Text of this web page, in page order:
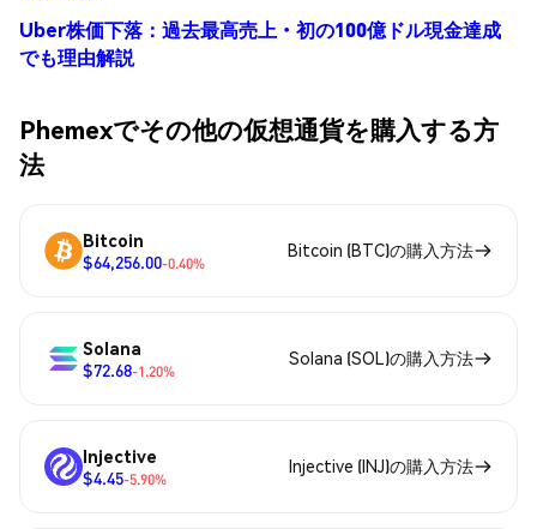
Uber株価下落：過去最高売上・初の100億ドル現金達成
でも理由解説
Phemexでその他の仮想通貨を購入する方
法
Bitcoin
$64,256.00-0.40%
Bitcoin (BTC)の購入方法
Solana
$72.68-1.20%
Solana (SOL)の購入方法
Injective
$4.45-5.90%
Injective (INJ)の購入方法